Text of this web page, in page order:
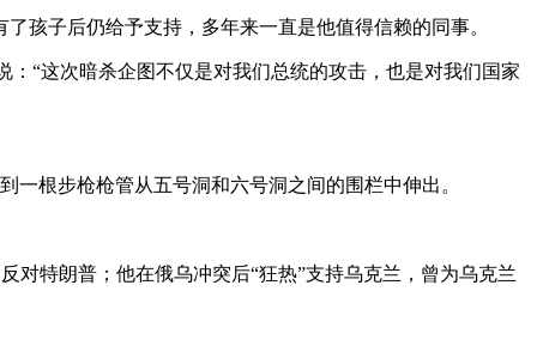
子后仍给予支持，多年来一直是他值得信赖的同事。
“这次暗杀企图不仅是对我们总统的攻击，也是对我们国家
根步枪枪管从五号洞和六号洞之间的围栏中伸出。
特朗普；他在俄乌冲突后“狂热”支持乌克兰，曾为乌克兰